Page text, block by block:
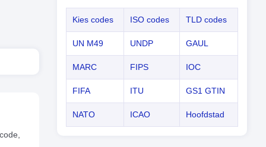
Kies codes ISO codes TLD codes
UN M49 UNDP GAUL
MARC FIPS IOC
FIFA ITU GS1 GTIN
NATO ICAO Hoofdstad